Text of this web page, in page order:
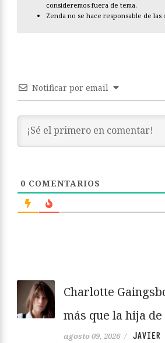
consideremos fuera de tema.
Zenda no se hace responsable de las
Notificar por email
0 COMENTARIOS
Charlotte
más que la hija de
agosto 09, 2026 / JAVIER